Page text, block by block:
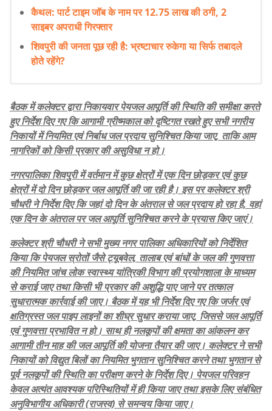
कैथल: पार्ट टाइम जॉब के नाम पर 12.75 लाख की ठगी, 2
साइबर अपराधी गिरफ्तार
शिवपुरी की जनता पूछ रही है: भ्रष्टाचार रुकेगा या सिर्फ तबादले
होते रहेंगे?
बैठक में कलेक्टर द्वारा निकायवार पेयजल आपूर्ति की स्थिति की समीक्षा करते
हुए निर्देश दिए गए कि आगामी ग्रीष्मकाल को दृष्टिगत रखते हुए सभी नगरीय
निकायों में नियमित एवं निर्बाध जल प्रदाय सुनिश्चित किया जाए, ताकि आम
नागरिकों को किसी प्रकार की असुविधा न हो।
नगरपालिका शिवपुरी में वर्तमान में कुछ क्षेत्रों में एक दिन छोड़कर एवं कुछ
क्षेत्रों में दो दिन छोड़कर जल आपूर्ति की जा रही है। इस पर कलेक्टर श्री
चौधरी ने निर्देश दिए कि जहां दो दिन के अंतराल से जल प्रदाय हो रहा है, वहां
एक दिन के अंतराल पर जल आपूर्ति सुनिश्चित करने के प्रयास किए जाएं।
कलेक्टर श्री चौधरी ने सभी मुख्य नगर पालिका अधिकारियों को निर्देशित
किया कि पेयजल स्रोतों जैसे ट्यूबवेल, तालाब एवं बांधों के जल की गुणवत्ता
की नियमित जांच लोक स्वास्थ्य यांत्रिकी विभाग की प्रयोगशाला के माध्यम
से कराई जाए तथा किसी भी प्रकार की अशुद्धि पाए जाने पर तत्काल
सुधारात्मक कार्रवाई की जाए। बैठक में यह भी निर्देश दिए गए कि जर्जर एवं
क्षतिग्रस्त जल पाइप लाइनों का शीघ्र सुधार कराया जाए, जिससे जल आपूर्ति
एवं गुणवत्ता प्रभावित न हो। साथ ही नलकूपों की क्षमता का आंकलन कर
आगामी तीन माह की जल आपूर्ति की योजना तैयार की जाए। कलेक्टर ने सभी
निकायों को विद्युत बिलों का नियमित भुगतान सुनिश्चित करने तथा भुगतान से
पूर्व नलकूपों की स्थिति का परीक्षण करने के निर्देश दिए। पेयजल परिवहन
केवल अत्यंत आवश्यक परिस्थितियों में ही किया जाए तथा इसके लिए संबंधित
अनुविभागीय अधिकारी (राजस्व) से समन्वय किया जाए।